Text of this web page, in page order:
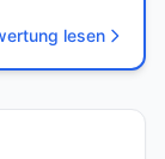
lesen